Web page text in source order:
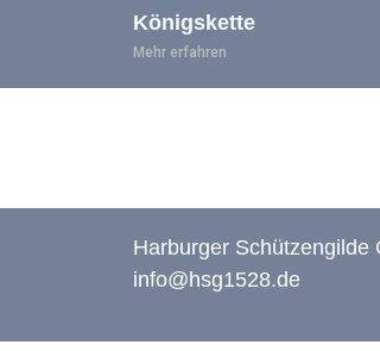
Königskette
Mehr erfahren
Harburger
info@hsg1528.de